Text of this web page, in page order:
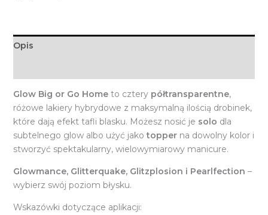
Opis
Glow Big or Go Hometo cztery półtransparentne,
różowe lakiery hybrydowe z maksymalną ilością drobinek,
które dają efekt tafli blasku. Możesz nosić je solo dla
subtelnego glow albo użyć jakotopperna dowolny kolor i
stworzyć spektakularny, wielowymiarowy manicure.
Glowmance, Glitterquake, Glitzplosion i Pearlfection –
wybierz swój poziom błysku.
Wskazówki dotyczące aplikacji: